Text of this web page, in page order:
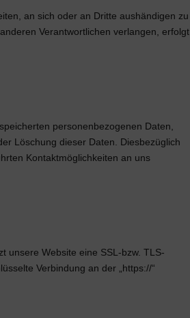
an sich oder an Dritte aushändigen zu
Verantwortlichen verlangen, erfolgt
personenbezogenen Daten,
Löschung dieser Daten. Diesbezüglich
Kontaktmöglichkeiten an uns
unsere Website eine SSL-bzw. TLS-
Verbindung an der „https://“